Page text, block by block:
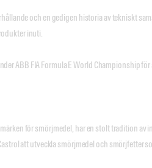
och en gedigen historia av tekniskt
inuti.
ABB FIA Formula E World Championship
för smörjmedel, har en stolt tradition
att utveckla smörjmedel och smörjfetter